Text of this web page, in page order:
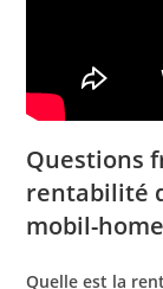
Questions
rentabilité
mobil-home
Quelle est la